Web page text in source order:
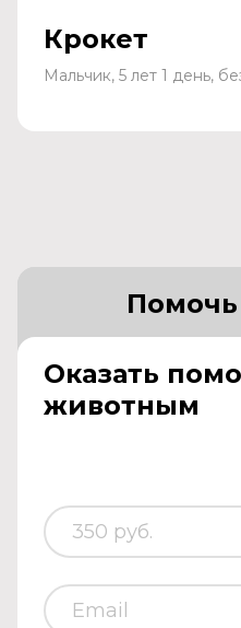
Крокет
Мальчик, 5 лет 1 день,
Оказать
животным